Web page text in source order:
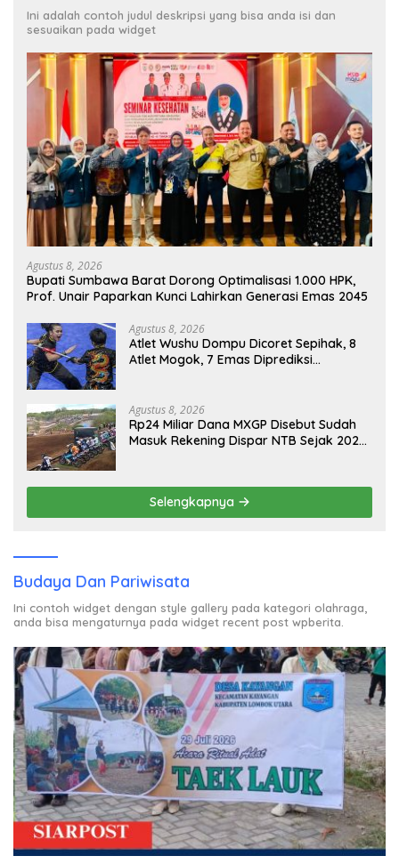
Ini adalah contoh judul deskripsi yang bisa anda isi dan
sesuaikan pada widget
Agustus 8, 2026
Bupati Sumbawa Barat Dorong Optimalisasi 1.000 HPK,
Prof. Unair Paparkan Kunci Lahirkan Generasi Emas 2045
Agustus 8, 2026
Atlet Wushu Dompu Dicoret Sepihak, 8
Atlet Mogok, 7 Emas Diprediksi
Agustus 8, 2026
Rp24 Miliar Dana MXGP Disebut Sudah
Masuk Rekening Dispar NTB Sejak 2024,
Selengkapnya
Budaya Dan Pariwisata
Ini contoh widget dengan style gallery pada kategori olahraga,
anda bisa mengaturnya pada widget recent post wpberita.